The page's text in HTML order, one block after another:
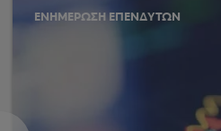
ΕΝΗΜΕΡΩΣΗ ΕΠΕΝΔΥΤΩΝ